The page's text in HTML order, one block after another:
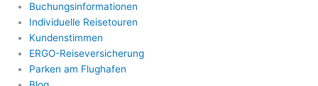
Buchungsinformationen
Individuelle Reisetouren
Kundenstimmen
ERGO-Reiseversicherung
Parken am Flughafen